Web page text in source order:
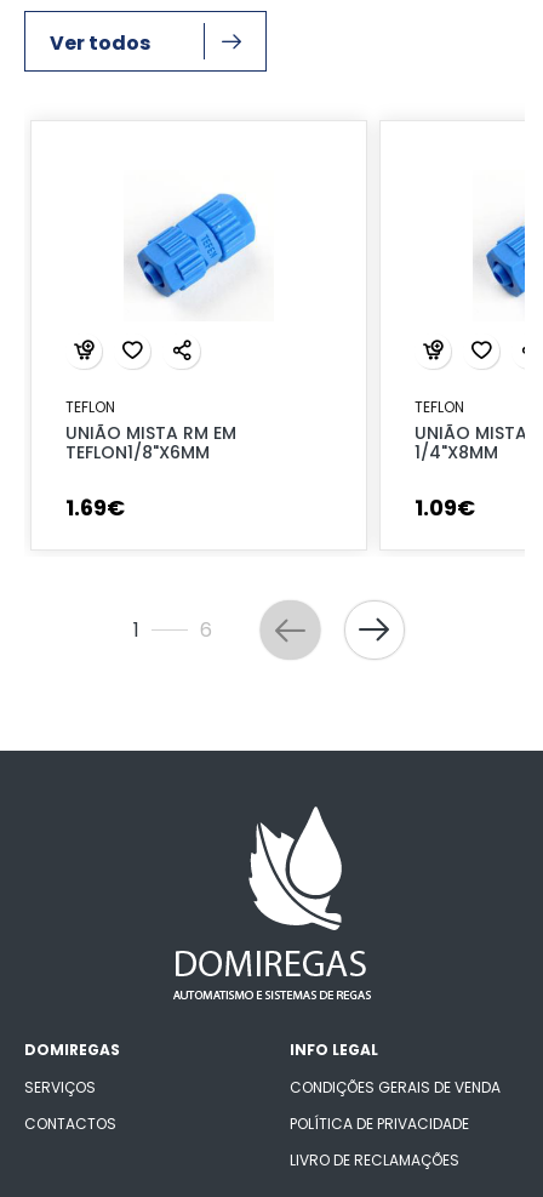
Ver todos
TEFLON
UNIÃO MISTA RM EM
TEFLON1/8"X6MM
1.69€
TEFLON
UNIÃO MISTA
1/4"X8MM
1.09€
1 6
DOMIREGAS
SERVIÇOS
CONTACTOS
INFO LEGAL
CONDIÇÕES GERAIS DE VENDA
POLÍTICA DE PRIVACIDADE
LIVRO DE RECLAMAÇÕES